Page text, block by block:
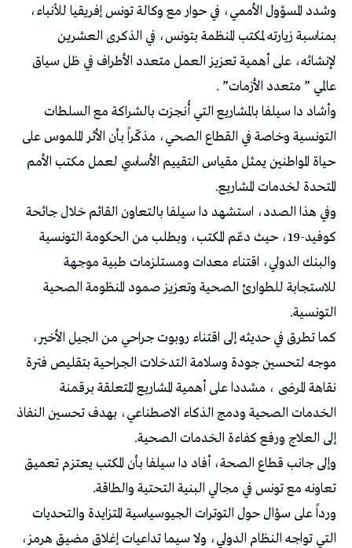
وشدد المسؤول الأممي، في حوار مع وكالة تونس إفريقيا للأنباء،
بمناسبة زيارته لمكتب المنظمة بتونس، في الذكرى العشرين
لإنشائه، على أهمية تعزيز العمل متعدد الأطراف في ظل سياق
عالمي ” متعدد الأزمات” .
وأشاد دا سيلفا بالمشاريع التي أُنجزت بالشراكة مع السلطات
التونسية وخاصة في القطاع الصحي، مذكّراً بأن الأثر الملموس على
حياة المواطنين يمثل مقياس التقييم الأساسي لعمل مكتب الأمم
المتحدة لخدمات المشاريع.
وفي هذا الصدد، استشهد دا سيلفا بالتعاون القائم خلال جائحة
كوفيد-19، حيث دعّم المكتب، وبطلب من الحكومة التونسية
والبنك الدولي، اقتناء معدات ومستلزمات طبية موجهة
للاستجابة للطوارئ الصحية وتعزيز صمود المنظومة الصحية
التونسية.
كما تطرق في حديثه إلى اقتناء روبوت جراحي من الجيل الأخير،
موجه لتحسين جودة وسلامة التدخلات الجراحية بتقليص فترة
نقاهة المرضى ، مشددا على أهمية المشاريع المتعلقة برقمنة
الخدمات الصحية ودمج الذكاء الاصطناعي، بهدف تحسين النفاذ
إلى العلاج ورفع كفاءة الخدمات الصحية.
وإلى جانب قطاع الصحة، أفاد دا سيلفا بأن المكتب يعتزم تعميق
تعاونه مع تونس في مجالي البنية التحتية والطاقة.
ورداً على سؤال حول التوترات الجيوسياسية المتزايدة والتحديات
التي تواجه النظام الدولي، ولا سيما تداعيات إغلاق مضيق هرمز،